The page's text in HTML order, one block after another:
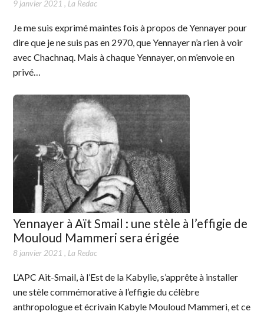
9 janvier 2021 , La Redac
Je me suis exprimé maintes fois à propos de Yennayer pour
dire que je ne suis pas en 2970, que Yennayer n’a rien à voir
avec Chachnaq. Mais à chaque Yennayer, on m’envoie en
privé…
Yennayer à Aït Smail : une stèle à l’effigie de
Mouloud Mammeri sera érigée
8 janvier 2021 , La Redac
L’APC Ait-Smail, à l’Est de la Kabylie, s’apprête à installer
une stèle commémorative à l’effigie du célèbre
anthropologue et écrivain Kabyle Mouloud Mammeri, et ce